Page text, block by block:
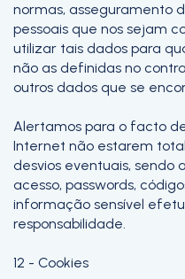
normas, asseguramento
pessoais que nos sejam
utilizar tais dados para
não as definidas no
outros dados que se
Alertamos para o facto
Internet não estarem
desvios eventuais, sendo
acesso, passwords,
informação sensível
responsabilidade.
12 - Cookies